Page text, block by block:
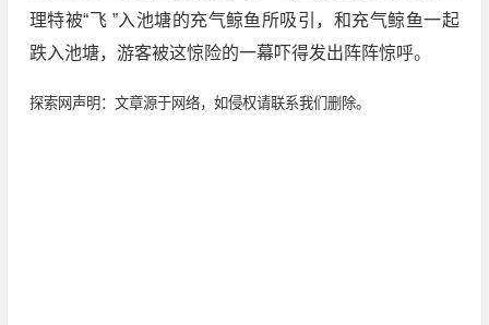
理特被“飞 ”入池塘的充气鲸鱼所吸引，和充气鲸鱼一起
跌入池塘，游客被这惊险的一幕吓得发出阵阵惊呼。
探索网声明：文章源于网络，如侵权请联系我们删除。